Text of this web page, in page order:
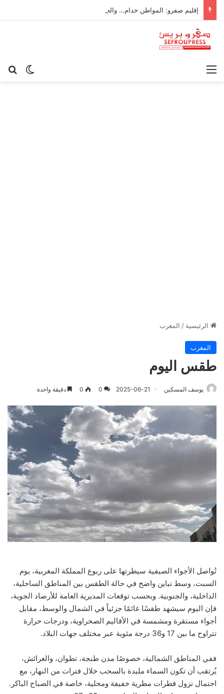
إقليم صفرو: المواطن خدام… والجماعة ناعسة!
الوضع القائمة
الرئيسية / المغرب
المغرب
طقس اليوم
يوسف المسكين 2025-06-21
0
0 دقيقة واحدة
تُواصل الأجواء الصيفية سيطرتها على ربوع المملكة المغربية، يوم
السبت، وسط تباين واضح في حالة الطقس بين المناطق الساحلية،
الداخلية، والجنوبية. وبحسب توقعات المديرية العامة للأرصاد الجوية،
فإن اليوم سيشهد طقسًا غائمًا جزئياً في الشمال والوسط، مقابل
أجواء مستقرة ومشمسة في الأقاليم الصحراوية، ودرجات حرارة
تتراوح ما بين 17 و36 درجة مئوية عبر مختلف جهات البلاد.
ففي المناطق الشمالية، خصوصًا مدن طنجة، تطوان، والعرائش،
يُرتقب أن تكون السماء ملبدة بالسحب خلال فترات من النهار، مع
احتمال نزول قطرات مطرية خفيفة ومحلية، خاصة في الصباح الباكر.